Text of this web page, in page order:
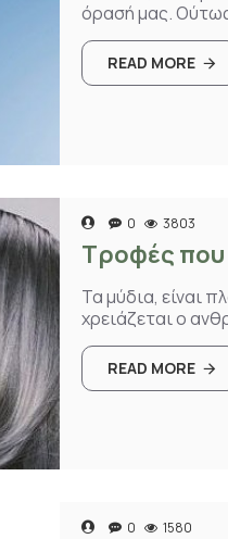
όρασή μας.
READ MORE
0 3803
Τροφές που
Τα μύδια, είναι
χρειάζεται ο
READ MORE
0 1580